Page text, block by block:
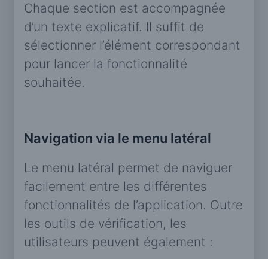
Chaque section est accompagnée
d’un texte explicatif. Il suffit de
sélectionner l’élément correspondant
pour lancer la fonctionnalité
souhaitée.
Navigation via le menu latéral
Le menu latéral permet de naviguer
facilement entre les différentes
fonctionnalités de l’application. Outre
les outils de vérification, les
utilisateurs peuvent également :